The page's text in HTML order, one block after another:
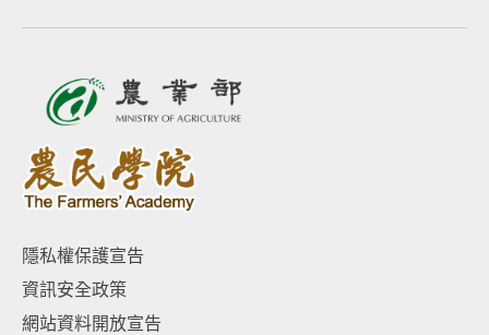
隱私權保護宣告
資訊安全政策
網站資料開放宣告